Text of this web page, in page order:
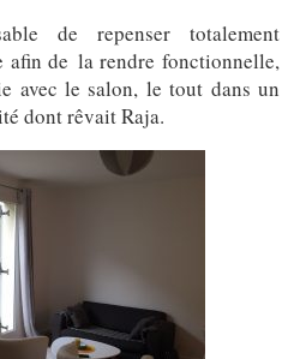
de repenser totalement
afin de la rendre fonctionnelle,
avec le salon, le tout dans un
dont rêvait Raja.